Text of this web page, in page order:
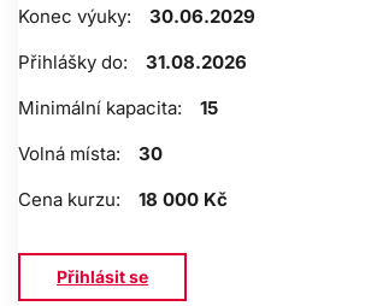
Konec výuky:
30.06.2029
Přihlášky do:
31.08.2026
Minimální kapacita:
15
Volná místa:
30
Cena kurzu:
18 000 Kč
Přihlásit se